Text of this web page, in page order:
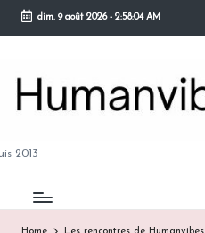
Skip
content
dim. 9 août 2026- 2:58:05 AM
2013